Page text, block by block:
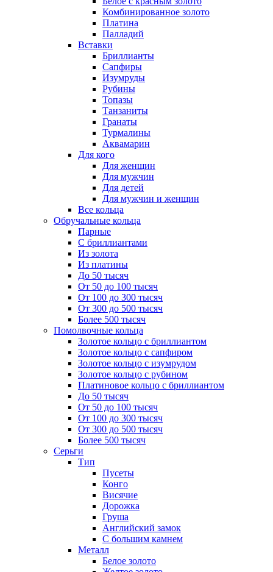
Комбинированное золото
Платина
Палладий
Вставки
Бриллианты
Сапфиры
Изумруды
Рубины
Топазы
Танзаниты
Гранаты
Турмалины
Аквамарин
Для кого
Для женщин
Для мужчин
Для детей
Для мужчин и женщин
Все кольца
Обручальные кольца
Парные
С бриллиантами
Из золота
Из платины
До 50 тысяч
От 50 до 100 тысяч
От 100 до 300 тысяч
От 300 до 500 тысяч
Более 500 тысяч
Помолвочные кольца
Золотое кольцо с бриллиантом
Золотое кольцо с сапфиром
Золотое кольцо с изумрудом
Золотое кольцо с рубином
Платиновое кольцо с бриллиантом
До 50 тысяч
От 50 до 100 тысяч
От 100 до 300 тысяч
От 300 до 500 тысяч
Более 500 тысяч
Серьги
Тип
Пусеты
Конго
Висячие
Дорожка
Груша
Английский замок
С большим камнем
Металл
Белое золото